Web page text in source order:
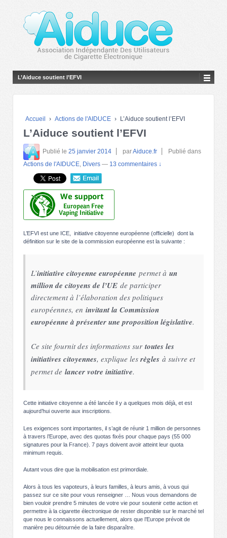
L’Aiduce soutient l’EFVI
Accueil › Actions de l'AIDUCE › L’Aiduce soutient l’EFVI
L’Aiduce soutient l’EFVI
Publié le 25 janvier 2014 parAiduce.fr
Publié dans
Actions de l'AIDUCE, Divers — 13 commentaires ↓
L’EFVI est une ICE, initiative citoyenne européenne (officielle) dont la
définition sur le site de la commission européenne est la suivante :
L’initiative citoyenne européenne permet à un
million de citoyens de l’UE de participer
directement à l’élaboration des politiques
européennes, en invitant la Commission
européenne à présenter une proposition législative.
Ce site fournit des informations sur toutes les
initiatives citoyennes, explique les règles à suivre et
permet de lancer votre initiative.
Cette initiative citoyenne a été lancée il y a quelques mois déjà, et est
aujourd’hui ouverte aux inscriptions.
Les exigences sont importantes, il s’agit de réunir 1 million de personnes
à travers l’Europe, avec des quotas fixés pour chaque pays (55 000
signatures pour la France). 7 pays doivent avoir atteint leur quota
minimum requis.
Autant vous dire que la mobilisation est primordiale.
Alors à tous les vapoteurs, à leurs familles, à leurs amis, à vous qui
passez sur ce site pour vous renseigner … Nous vous demandons de
bien vouloir prendre 5 minutes de votre vie pour soutenir cette action et
permettre à la cigarette électronique de rester disponible sur le marché tel
que nous le connaissons actuellement, alors que l’Europe prévoit de
manière peu détournée de la faire disparaître.